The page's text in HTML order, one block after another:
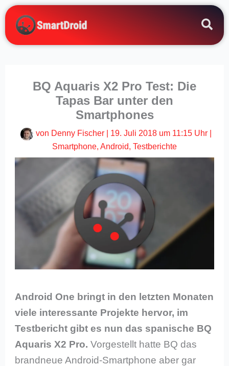
Zum
Inhalt
springen
BQ Aquaris X2 Pro Test: Die
Tapas Bar unter den
Smartphones
von Denny Fischer 19. Juli 2018 um 11:15 Uhr|
Smartphone, Android, Testberichte
Android One bringt in den letzten Monaten
viele interessante Projekte hervor, im
Testbericht gibt es nun das spanische BQ
Aquaris X2 Pro.Vorgestellt hatte BQ das
brandneue Android-Smartphone aber gar